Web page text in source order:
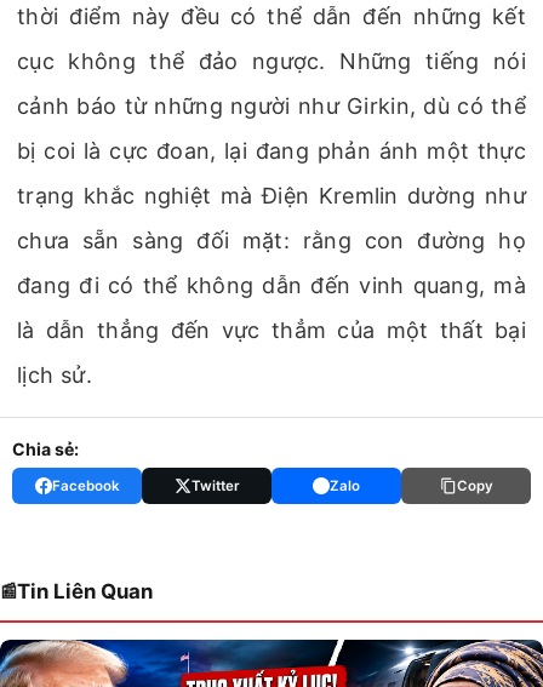
thời điểm này đều có thể dẫn đến những kết
cục không thể đảo ngược. Những tiếng nói
cảnh báo từ những người như Girkin, dù có thể
bị coi là cực đoan, lại đang phản ánh một thực
trạng khắc nghiệt mà Điện Kremlin dường như
chưa sẵn sàng đối mặt: rằng con đường họ
đang đi có thể không dẫn đến vinh quang, mà
là dẫn thẳng đến vực thẳm của một thất bại
lịch sử.
Chia sẻ:
Facebook Twitter Zalo Copy
Tin Liên Quan